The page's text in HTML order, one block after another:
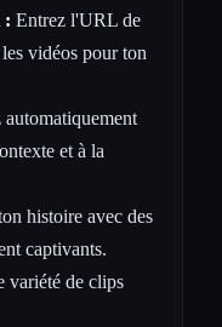
: Entrez l'URL de
vidéos pour ton
automatiquement
et à la
histoire avec des
captivants.
variété de clips